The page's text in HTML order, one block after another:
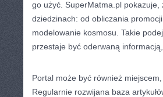
go użyć. SuperMatma.pl
dziedzinach: od obliczania
modelowanie kosmosu. Takie
przestaje być oderwaną
Portal może być również
Regularnie rozwijana baza